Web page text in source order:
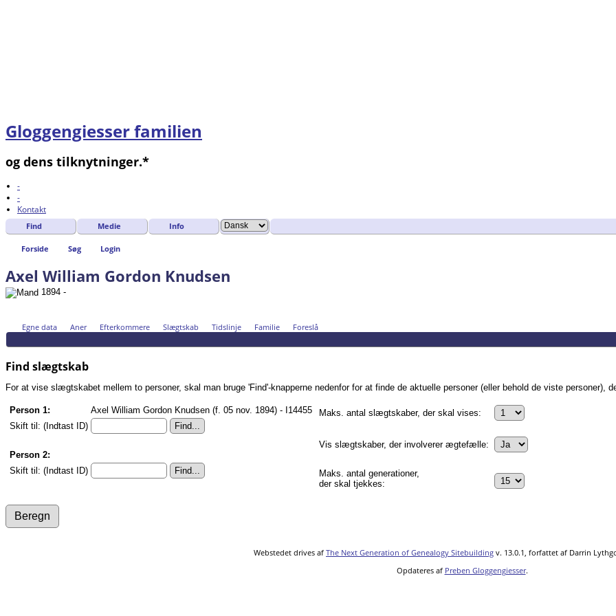
Gloggengiesser familien
og dens tilknytninger.*
-
-
Kontakt
Find Medie Info
Forside Søg Login
Axel William Gordon Knudsen
1894 -
Egne data Aner Efterkommere Slægtskab Tidslinje Familie Foreslå
Find slægtskab
For at vise slægtskabet mellem to personer, skal man bruge 'Find'-knapperne nedenfor for at finde de aktuelle personer (eller behold de viste personer),
Person 1:
Axel William Gordon Knudsen (f. 05 nov. 1894) - I14455
Skift til: (Indtast ID)
Person 2:
Skift til: (Indtast ID)
Maks. antal slægtskaber, der skal vises:
Vis slægtskaber, der involverer ægtefælle:
Maks. antal generationer,
der skal tjekkes:
Webstedet drives af The Next Generation of Genealogy Sitebuilding v. 13.0.1, forfattet af Darrin
Opdateres af Preben Gloggengiesser.